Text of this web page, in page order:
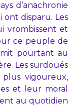
d’anachronie
disparu. Les
vrombissent et
ce peuple de
pourtant au
Les surdoués
vigoureux,
et leur moral
au quotidien